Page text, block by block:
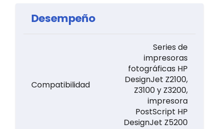
Desempeño
Compatibilidad
Series de
impresoras
fotográficas HP
DesignJet Z2100,
Z3100 y Z3200,
impresora
PostScript HP
DesignJet Z5200